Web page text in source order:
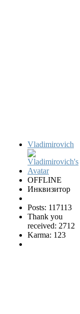
Vladimirovich
OFFLINE
Инквизитор
Posts: 117113
Thank you
received: 2712
Karma: 123